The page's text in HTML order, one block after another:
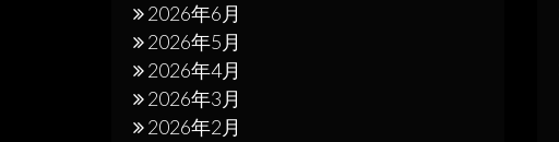
2026年6月
2026年5月
2026年4月
2026年3月
2026年2月